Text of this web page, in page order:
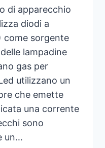
di apparecchio
diodi a
come sorgente
lampadine
gas per
utilizzano un
che emette
una corrente
sono
un…